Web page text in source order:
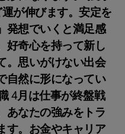
が伸びます。安定を
発想でいくと満足感
好奇心を持って新し
。思いがけない出会
自然に形になってい
4月は仕事が終盤戦
あなたの強みをトラ
す。お金やキャリア